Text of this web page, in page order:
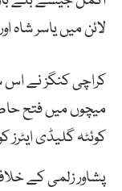
لائن میں یاسر شاہ
کراچی کنگز نے
میچوں میں فتح
کوئٹہ گلیڈی ایٹرز کو 19 وکٹوں سے شکست دی
پشاور زلمی کے